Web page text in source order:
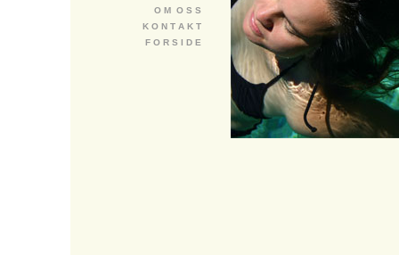
O M O S S
K O N T A K T
F O R S I D E